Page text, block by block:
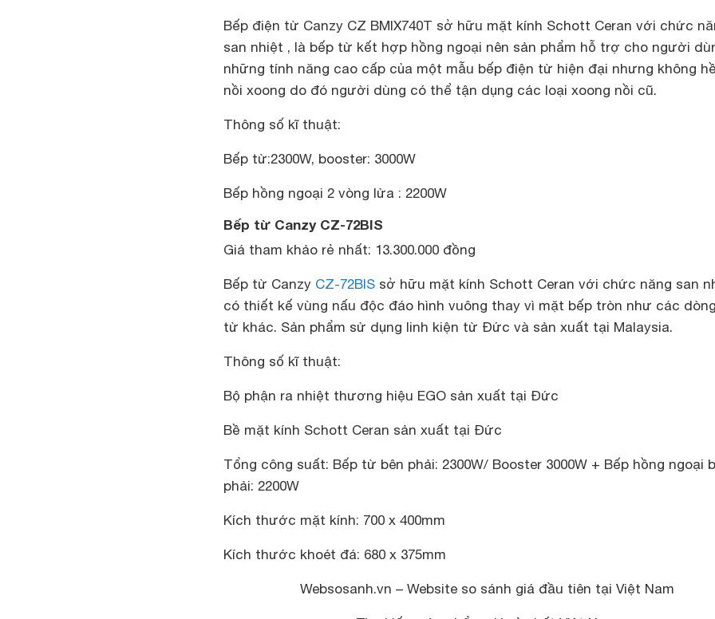
Bếp điện từ Canzy CZ BMIX740T sở hữu mặt kính Schott Ceran với chức
san nhiệt , là bếp từ kết hợp hồng ngoại nên sản phẩm hỗ trợ cho người
những tính năng cao cấp của một mẫu bếp điện từ hiện đại nhưng không
nồi xoong do đó người dùng có thể tận dụng các loại xoong nồi cũ.
Thông số kĩ thuật:
Bếp từ:2300W, booster: 3000W
Bếp hồng ngoại 2 vòng lửa : 2200W
Bếp từ Canzy CZ-72BIS
Giá tham khảo rẻ nhất: 13.300.000 đồng
Bếp từ Canzy CZ-72BIS sở hữu mặt kính Schott Ceran với chức năng san
có thiết kế vùng nấu độc đáo hình vuông thay vì mặt bếp tròn như các
từ khác. Sản phẩm sử dụng linh kiện từ Đức và sản xuất tại Malaysia.
Thông số kĩ thuật:
Bộ phận ra nhiệt thương hiệu EGO sản xuất tại Đức
Bề mặt kính Schott Ceran sản xuất tại Đức
Tổng công suất: Bếp từ bên phải: 2300W/ Booster 3000W + Bếp hồng ngoại
phải: 2200W
Kích thước mặt kính: 700 x 400mm
Kích thước khoét đá: 680 x 375mm
Websosanh.vn – Website so sánh giá đầu tiên tại Việt Nam